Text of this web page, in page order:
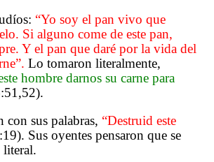
“Yo soy el pan vivo que
Si alguno come de este pan,
Y el pan que daré por la vida del
Lo tomaron literalmente,
hombre darnos su carne para
con sus palabras, “Destruid este
Sus oyentes pensaron que se
literal.